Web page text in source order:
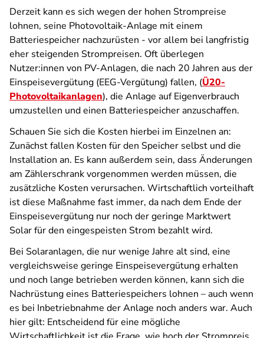
Derzeit kann es sich wegen der hohen Strompreise
lohnen, seine Photovoltaik-Anlage mit einem
Batteriespeicher nachzurüsten - vor allem bei langfristig
eher steigenden Strompreisen. Oft überlegen
Nutzer:innen von PV-Anlagen, die nach 20 Jahren aus der
Einspeisevergütung (EEG-Vergütung) fallen, (Ü20-
Photovoltaikanlagen), die Anlage auf Eigenverbrauch
umzustellen undeinen Batteriespeicher anzuschaffen.
Schauen Sie sich die Kosten hierbei im Einzelnen an:
Zunächst fallen Kosten für den Speicher selbst und die
Installation an. Es kann außerdem sein, dass Änderungen
am Zählerschrank vorgenommen werden müssen, die
zusätzliche Kosten verursachen. Wirtschaftlich vorteilhaft
ist diese Maßnahme fast immer, da nach dem Ende der
Einspeisevergütung nur noch der geringe Marktwert
Solar für den eingespeisten Strom bezahlt wird.
Bei Solaranlagen, die nur wenige Jahre alt sind, eine
vergleichsweise geringe Einspeisevergütung erhalten
und noch lange betrieben werden können, kann sich die
Nachrüstung eines Batteriespeichers lohnen – auch wenn
es bei Inbetriebnahme der Anlage noch anders war. Auch
hier gilt: Entscheidend für eine mögliche